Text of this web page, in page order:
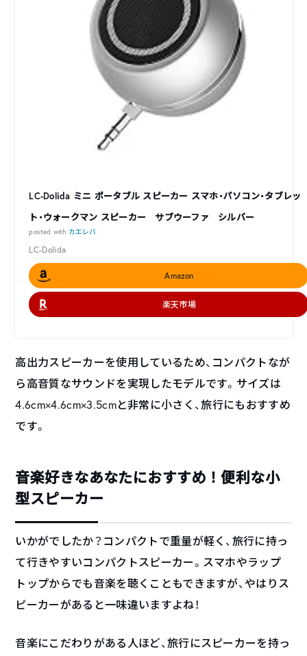
LC-Dolida ミニ ポータブル スピーカー スマホ・パソコン・タブレッ
ト・ウォークマン スピーカー サブウーファ シルバー
posted with カエレバ
LC-Dolida
Amazon
楽天市場
高出力スピーカーを使用しているため、コンパクトなが
ら高音質なサウンドを実現したモデルです。サイズは
4.6cm×4.6cm×3.5cmと非常に小さく、旅行にもおすすめ
です。
音楽好きなあなたにおすすめ！便利な小
型スピーカー
いかがでしたか？コンパクトで重量が軽く、旅行に持っ
て行きやすいコンパクトスピーカー。スマホやラップ
トップからでも音楽を聴くこともできますが、やはりス
ピーカーがあると一味違いますよね！
音楽にこだわりがある人ほど、旅行にスピーカーを持っ